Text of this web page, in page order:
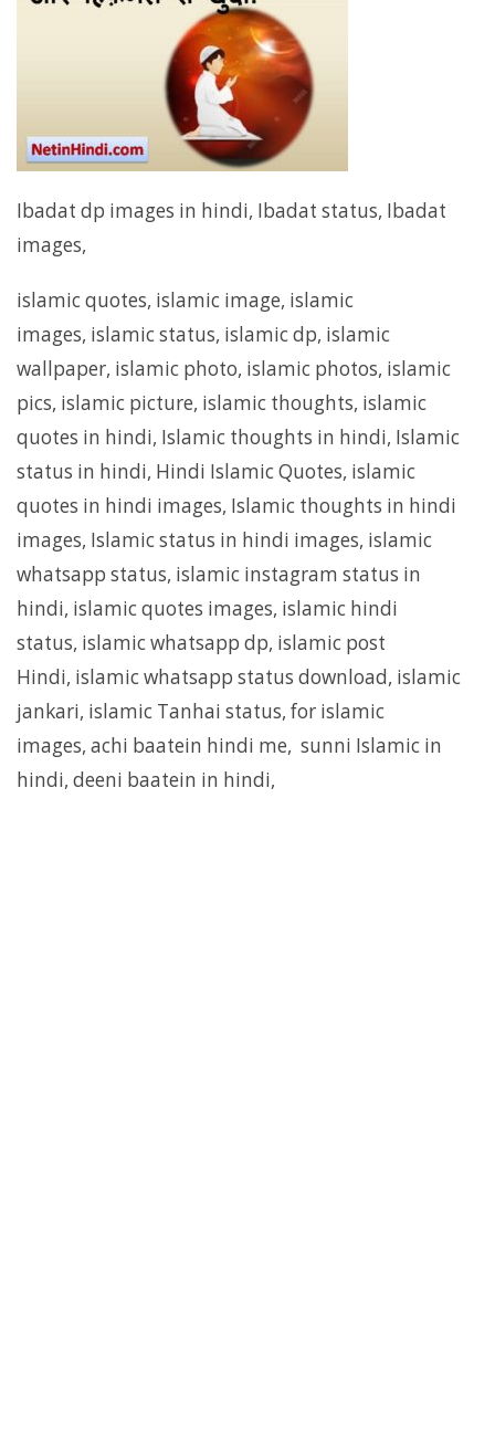
Ibadat dp images in hindi, Ibadat status, Ibadat
images,
islamic quotes, islamic image, islamic
images, islamic status, islamic dp, islamic
wallpaper, islamic photo, islamic photos, islamic
pics, islamic picture, islamic thoughts, islamic
quotes in hindi, Islamic thoughts in hindi, Islamic
status in hindi, Hindi Islamic Quotes, islamic
quotes in hindi images, Islamic thoughts in hindi
images, Islamic status in hindi images, islamic
whatsapp status, islamic instagram status in
hindi, islamic quotes images, islamic hindi
status, islamic whatsapp dp, islamic post
Hindi, islamic whatsapp status download, islamic
jankari, islamic Tanhai status, for islamic
images, achi baatein hindi me, sunni Islamic in
hindi, deeni baatein in hindi,